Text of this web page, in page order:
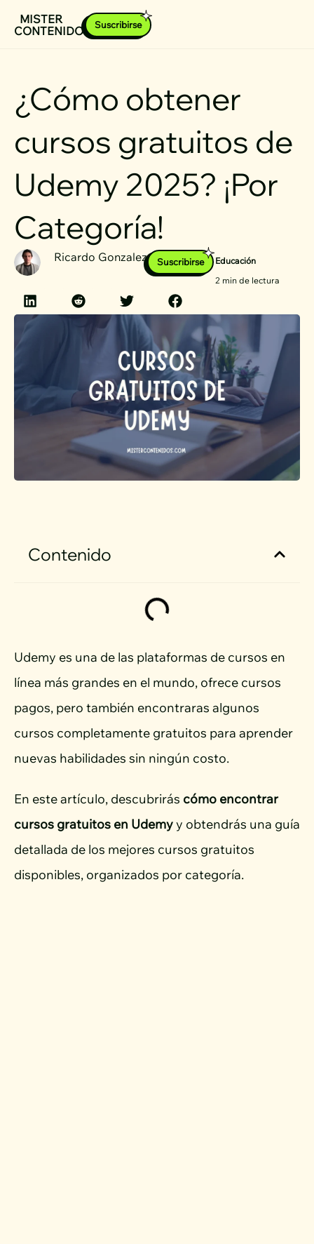
MISTER
CONTENIDOS Suscribirse
¿Cómo obtener
cursos gratuitos de
Udemy 2025? ¡Por
Categoría!
Ricardo Gonzalez Suscribirse
Educación
2 min de lectura
Contenido
Udemy es una de las plataformas de cursos en
línea más grandes en el mundo, ofrece cursos
pagos, pero también encontraras algunos
cursos completamente gratuitos para aprender
nuevas habilidades sin ningún costo.
En este artículo, descubrirás cómo encontrar
cursos gratuitos en Udemyy obtendrás una guía
detallada de los mejores cursos gratuitos
disponibles, organizados por categoría.